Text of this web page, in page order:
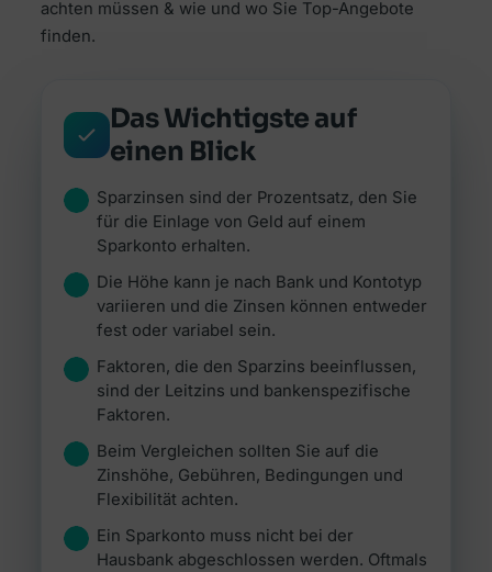
Jetzt vergleichen →
Beiträge rund um Finanzierung, Versicherung &
Zur Übersicht Ratgeber →
achten müssen & wie und wo Sie Top-Angebote
finden.
Das Wichtigste auf
einen Blick
Sparzinsen sind der Prozentsatz, den Sie
für die Einlage von Geld auf einem
Sparkonto erhalten.
Die Höhe kann je nach Bank und Kontotyp
variieren und die Zinsen können entweder
fest oder variabel sein.
Faktoren, die den Sparzins beeinflussen,
sind der Leitzins und bankenspezifische
Faktoren.
Beim Vergleichen sollten Sie auf die
Zinshöhe, Gebühren, Bedingungen und
Flexibilität achten.
Ein Sparkonto muss nicht bei der
Hausbank abgeschlossen werden. Oftmals